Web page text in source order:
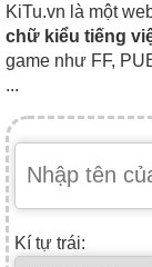
KiTu.vn là một
chữ kiểu tiếng
game như FF,
...
Kí tự trái: